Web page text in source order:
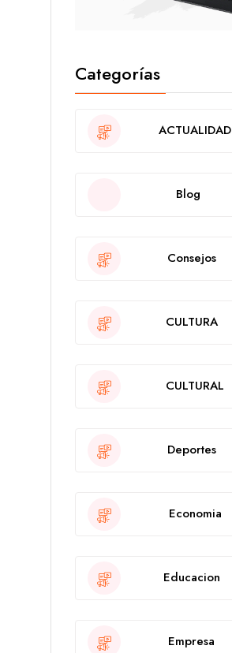
Categorías
ACTUALIDAD
Blog
Consejos
CULTURA
CULTURAL
Deportes
Economia
Educacion
Empresa